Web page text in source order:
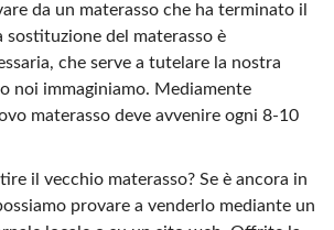
da un materasso che ha terminato il
sostituzione del materasso è
che serve a tutelare la nostra
noi immaginiamo. Mediamente
materasso deve avvenire ogni 8-10
il vecchio materasso? Se è ancora in
provare a venderlo mediante un